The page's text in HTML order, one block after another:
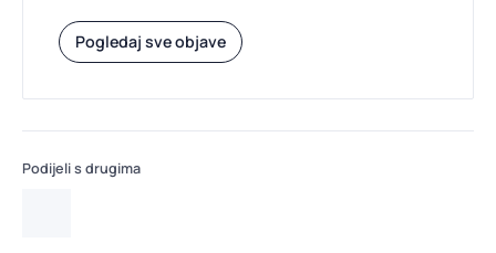
Pogledaj sve objave
Podijeli s drugima